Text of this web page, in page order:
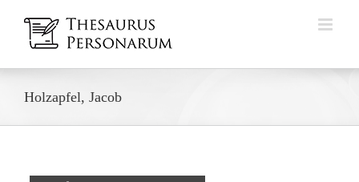
Inhalt
springen
Holzapfel, Jacob